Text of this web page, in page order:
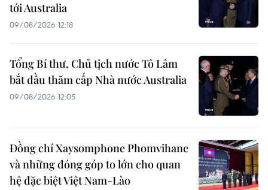
tới Australia
09/08/2026 12:18
Tổng Bí thư, Chủ tịch nước Tô Lâm
bắt đầu thăm cấp Nhà nước Australia
09/08/2026 12:05
Đồng chí Xaysomphone Phomvihane
và những đóng góp to lớn cho quan
hệ đặc biệt Việt Nam-Lào